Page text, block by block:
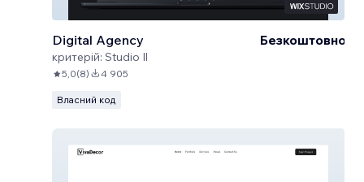
Digital Agency
критерій: Studio Il
Безкоштовно
5,0(8) 4 905
Власний код